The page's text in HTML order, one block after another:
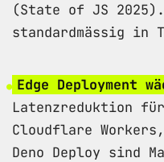
(State of JS 2025).
standardmässig in
Edge Deployment
Latenzreduktion
Cloudflare
Deno Deploy sind